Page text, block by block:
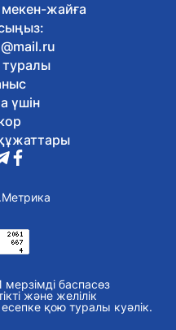
жайға
туралы
үшін
баспасөз
және желілік
қою туралы куәлік.